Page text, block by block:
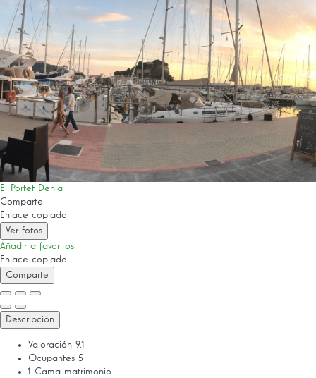
El Portet Denia
Comparte
Enlace copiado
Ver fotos
Añadir a favoritos
Enlace copiado
Comparte
Descripción
Valoración 9.1
Ocupantes 5
1 Cama matrimonio